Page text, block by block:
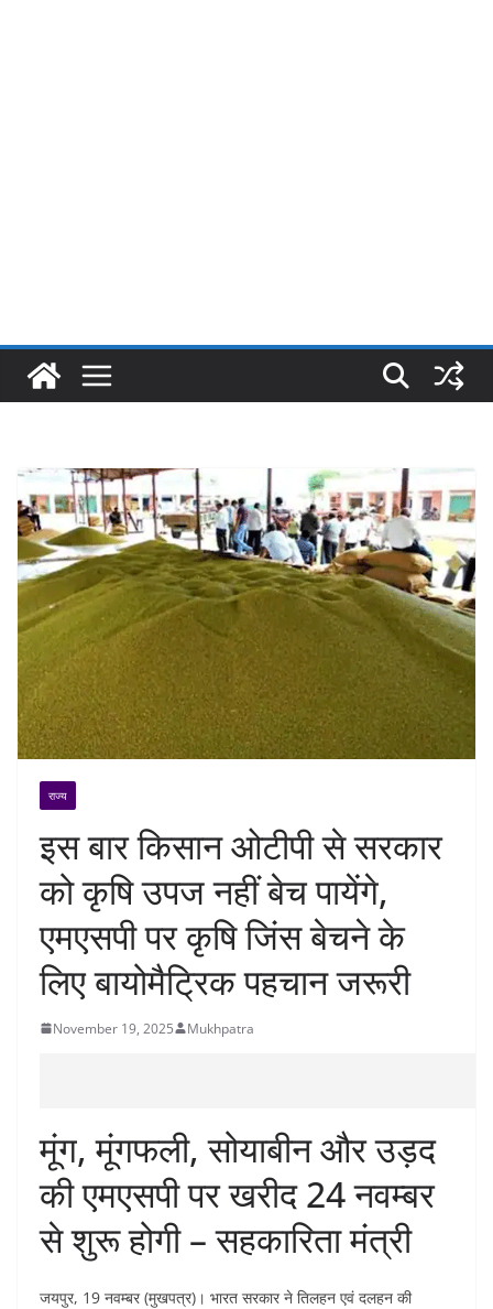
राज्य
इस बार किसान ओटीपी से सरकार
को कृषि उपज नहीं बेच पायेंगे,
एमएसपी पर कृषि जिंस बेचने के
लिए बायोमैट्रिक पहचान जरूरी
November 19, 2025 Mukhpatra
मूंग, मूंगफली, सोयाबीन और उड़द
की एमएसपी पर खरीद 24 नवम्बर
से शुरू होगी – सहकारिता मंत्री
जयपुर, 19 नवम्बर (मुखपत्र)। भारत सरकार ने तिलहन एवं दलहन की